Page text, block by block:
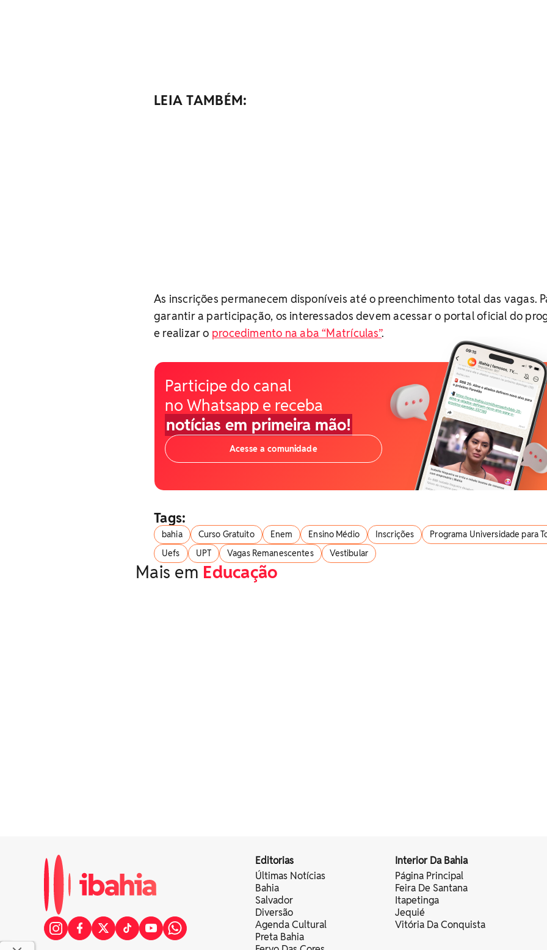
LEIA TAMBÉM:
As inscrições permanecem disponíveis até o preenchimento total das vagas.
garantir a participação, os interessados devem acessar o portal oficial do
e realizar o procedimento na aba “Matrículas”.
Participe do canal
no Whatsapp e receba
notícias em primeira mão!
Acesse a comunidade
Tags:
bahia Curso Gratuito Enem Ensino Médio Inscrições
Programa Universidade para
Uefs
UPT Vagas Remanescentes Vestibular
Mais em Educação
Editorias
Últimas Notícias
Bahia
Salvador
Diversão
Agenda Cultural
Preta Bahia
Interior Da Bahia
Página Principal
Feira De Santana
Itapetinga
Jequié
Vitória Da Conquista